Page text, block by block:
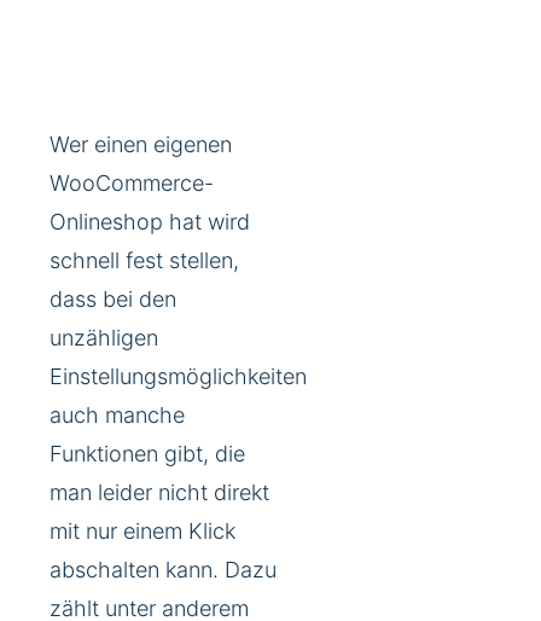
Wer einen eigenen
WooCommerce-
Onlineshop hat wird
schnell fest stellen,
dass bei den
unzähligen
Einstellungsmöglichkeiten
auch manche
Funktionen gibt, die
man leider nicht direkt
mit nur einem Klick
abschalten kann. Dazu
zählt unter anderem